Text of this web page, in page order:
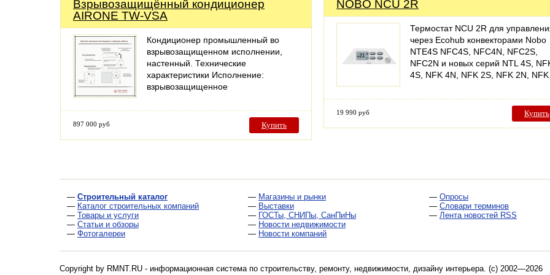
Взрывозащищённый кондиционер
AIRONE TW-VSA
Кондиционер промышленный во
взрывозащищенном исполнении,
настенный. Технические
характеристики Исполнение:
взрывозащищенное
897 000 руб Купить
NOBO NCU 2R
Термостат NCU 2R для
через Ecohub конвекторами Nobo
NTE4S NFC4S, NFC4N, NFC2S,
NFC2N и новых серий NTL 4S,
4S, NFK 4N, NFK 2S, NFK 2N,
19 990 руб Купить
— Строительный каталог
— Каталог строительных компаний
— Товары и услуги
— Статьи и обзоры
— Фотогалереи
— Магазины и рынки
— Выставки
— ГОСТы, СНИПы, СанПиНы
— Новости недвижимости
— Новости компаний
— Опросы
— Словари терминов
— Лента новостей RSS
Copyright by RMNT.RU - информационная система по строительству, ремонту, недвижимости, дизайну интерьера. (c) 2002—2026